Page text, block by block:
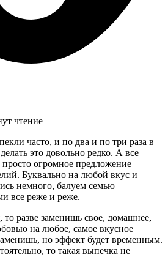
чтение
часто, и по два и по три раза в
это довольно редко. А все
просто огромное предложение
Буквально на любой вкус и
немного, балуем семью
все реже и реже.
то разве заменишь свое, домашнее,
на любое, самое вкусное
но эффект будет временным.
то такая выпечка не